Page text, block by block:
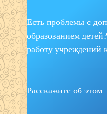
Есть проблемы с
образованием
работу учреждений
Расскажите об этом